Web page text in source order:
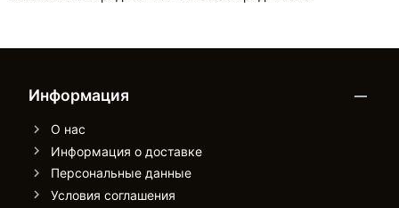
Информация
О нас
Информация о доставке
Персональные данные
Условия соглашения